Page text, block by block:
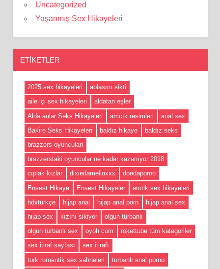
Uncategorized
Yaşanmış Sex Hikayeleri
ETIKETLER
2025 sex hikayeleri
ablasını sikti
aile içi sex hikayeleri
aldatan eşler
Aldatanlar Seks Hikayeleri
amcık resimleri
anal sex
Bakire Seks Hikayeleri
baldız hikaye
baldız seks
brazzers oyunculari
brazzerstaki oyuncular ne kadar kazanıyor 2018
cıplak kızlar
dixiedamelioxxx
doedaporno
Ensest Hikaye
Ensest Hikayeler
erotik sex hikayeleri
hdxtürkçe
hijap anal hijap anal porn
hijap anal sex
hijap sex
kızını sikiyor
olgun türbanlı
olgun türbanlı sex
oyoh com
rokettube tüm kategoriler
sex itiraf sayfası
sex itirafı
turk romantik sex sahneleri
türbanlı anal porno